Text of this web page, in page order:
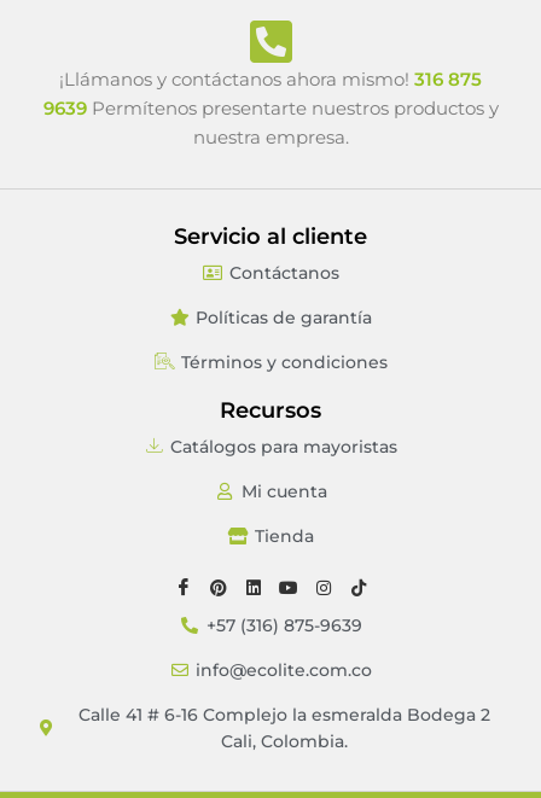
¡Llámanos y contáctanos ahora mismo! 316 875
9639Permítenos presentarte nuestros productos y
nuestra empresa.
Servicio al cliente
Contáctanos
Políticas de garantía
Términos y condiciones
Recursos
Catálogos para mayoristas
Mi cuenta
Tienda
+57 (316) 875-9639
info@ecolite.com.co
Calle 41 # 6-16 Complejo la esmeralda Bodega 2
Cali, Colombia.